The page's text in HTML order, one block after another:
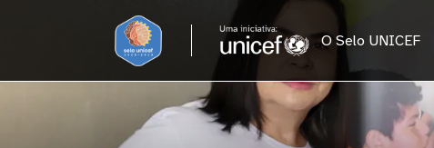
O Selo UNICEF